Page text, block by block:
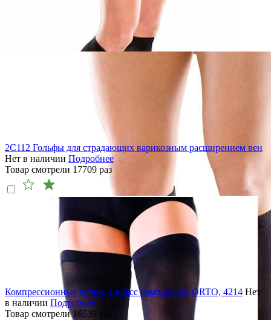
2C112 Гольфы для страдающих варикозным расширением вен
Нет в наличии Подробнее
Товар смотрели 17709 раз
Компрессионные чулки, 1 класс компрессии ORTO, 4214 Нет
в наличии Подробнее
Товар смотрели16539